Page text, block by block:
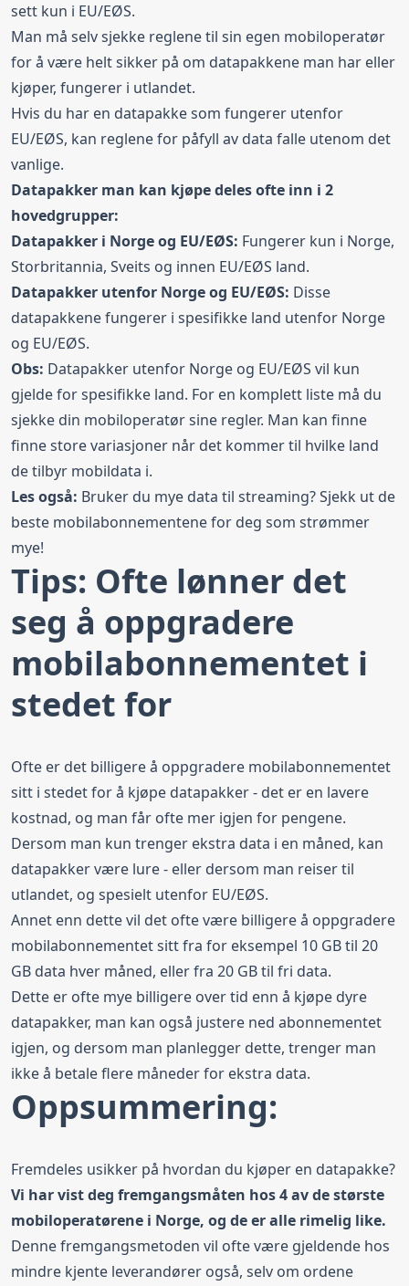
sett kun i EU/EØS.
Man må selv sjekke reglene til sin egen mobiloperatør
for å være helt sikker på om datapakkene man har eller
kjøper, fungerer i utlandet.
Hvis du har en datapakke som fungerer utenfor
EU/EØS, kan reglene for påfyll av data falle utenom det
vanlige.
Datapakker man kan kjøpe deles ofte inn i 2
hovedgrupper:
Datapakker i Norge og EU/EØS: Fungerer kun i Norge,
Storbritannia, Sveits og innen EU/EØS land.
Datapakker utenfor Norge og EU/EØS: Disse
datapakkene fungerer i spesifikke land utenfor Norge
og EU/EØS.
Obs: Datapakker utenfor Norge og EU/EØS vil kun
gjelde for spesifikke land. For en komplett liste må du
sjekke din mobiloperatør sine regler. Man kan finne
finne store variasjoner når det kommer til hvilke land
de tilbyr mobildata i.
Les også: Bruker du mye data til streaming? Sjekk ut de
beste mobilabonnementene for deg som strømmer
mye!
Tips: Ofte lønner det
seg å oppgradere
mobilabonnementet i
stedet for
Ofte er det billigere å oppgradere mobilabonnementet
sitt i stedet for å kjøpe datapakker - det er en lavere
kostnad, og man får ofte mer igjen for pengene.
Dersom man kun trenger ekstra data i en måned, kan
datapakker være lure - eller dersom man reiser til
utlandet, og spesielt utenfor EU/EØS.
Annet enn dette vil det ofte være billigere å oppgradere
mobilabonnementet sitt fra for eksempel 10 GBtil 20
GB data hver måned, eller fra 20 GB til fri data.
Dette er ofte mye billigere over tid enn å kjøpe dyre
datapakker, man kan også justere ned abonnementet
igjen, og dersom man planlegger dette, trenger man
ikke å betale flere måneder for ekstra data.
Oppsummering:
Fremdeles usikker på hvordan du kjøper en datapakke?
Vi har vist deg fremgangsmåten hos 4 av de største
mobiloperatørene i Norge, og de er alle rimelig like.
Denne fremgangsmetoden vil ofte være gjeldende hos
mindre kjente leverandører også, selv om ordene